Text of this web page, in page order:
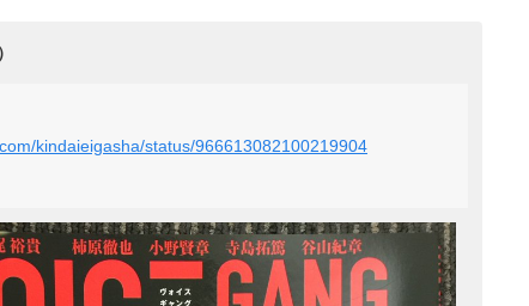
kindaieigasha/status/966613082100219904